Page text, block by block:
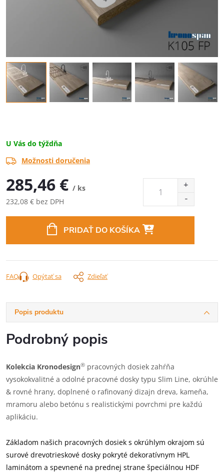
U Vás do týždňa
Možnosti doručenia
285,46 € / ks
232,08 € bez DPH
PRIDAŤ DO KOŠÍKA
Opýtať sa Zdieľať
FAQ
Popis produktu
Podrobný popis
Kolekcia Kronodesign® pracovných dosiek zahŕňa
vysokokvalitné a odolné pracovné dosky typu Slim Line, okrúhle
& rovné hrany, doplnené o rafinovaný dizajn dreva, kameňa,
mramoru alebo betónu s realistickými povrchmi pre každú
aplikáciu.
Základom našich pracovných dosiek s okrúhlym okrajom sú
surové drevotrieskové dosky pokryté dekoratívnym HPL
laminátom a spevnené na prednej strane špeciálnou HDF